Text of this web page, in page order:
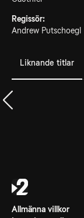
Regissör:
Andrew Putschoegl
Liknande titlar
Allmänna villkor